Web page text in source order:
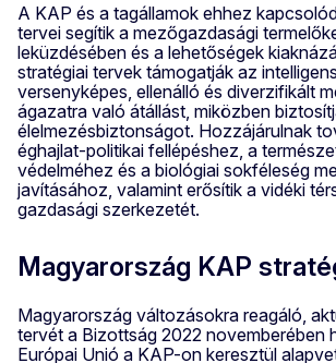
A KAP és a tagállamok ehhez
tervei segítik a mezőgazdasági
leküzdésében és a lehetőségek
stratégiai tervek támogatják az
versenyképes, ellenálló és diverzifikált
ágazatra való átállást, miközben
élelmezésbiztonságot. Hozzájárulnak
éghajlat-politikai fellépéshez, a
védelméhez és a biológiai sokféleség
javításához, valamint erősítik a vidéki
gazdasági szerkezetét.
Magyarország KAP
Magyarország változásokra reagáló,
tervét a Bizottság 2022 novemberében
Európai Unió a KAP-on keresztül